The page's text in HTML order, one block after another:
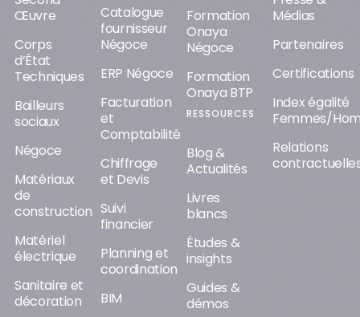
Œuvre
Corps
d’État
Techniques
Bailleurs
sociaux
Négoce
Matériaux
de
construction
Matériel
électrique
Sanitaire et
décoration
Catalogue
fournisseur
Négoce
ERP Négoce
Facturation
et
Comptabilité
Chiffrage
et Devis
Suivi
financier
Planning et
coordination
BIM
Formation
Onaya
Négoce
Formation
Onaya BTP
RESSOURCES
Blog &
Actualités
Livres
blancs
Études &
insights
Guides &
démos
Médias
Partenaires
Certifications
Index égalité
Femmes/
Relations